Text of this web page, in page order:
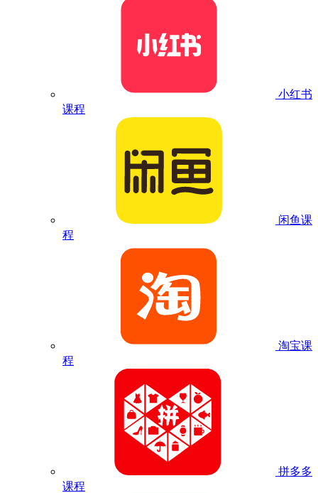
小红书
课程
闲鱼课
程
淘宝课
程
拼多多
课程